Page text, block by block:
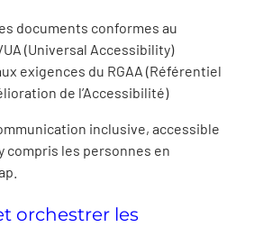
documents conformes au
(Universal Accessibility)
exigences du RGAA (Référentiel
de l’Accessibilité)
inclusive, accessible
compris les personnes en
orchestrer les